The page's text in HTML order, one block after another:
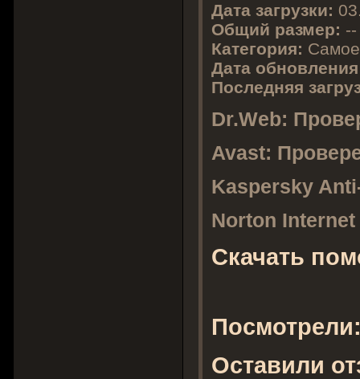
Дата загрузки:
Общий размер: --
Категория:
Дата
Последняя
Dr.Web:
Avast:
Kaspersky
Norton
Скачать
Оставили